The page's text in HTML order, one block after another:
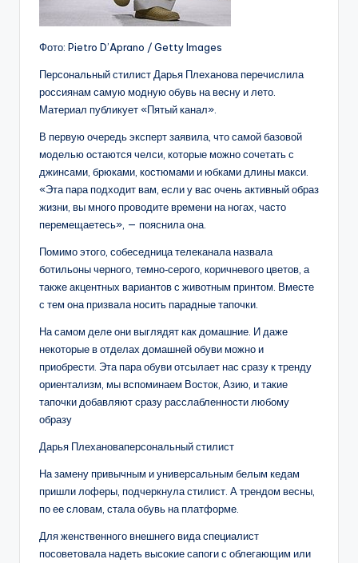
Фото: Pietro D’Aprano / Getty Images
Персональный стилист Дарья Плеханова перечислила
россиянам самую модную обувь на весну и лето.
Материал публикует «Пятый канал».
В первую очередь эксперт заявила, что самой базовой
моделью остаются челси, которые можно сочетать с
джинсами, брюками, костюмами и юбками длины макси.
«Эта пара подходит вам, если у вас очень активный образ
жизни, вы много проводите времени на ногах, часто
перемещаетесь», — пояснила она.
Помимо этого, собеседница телеканала назвала
ботильоны черного, темно‑серого, коричневого цветов, а
также акцентных вариантов с животным принтом. Вместе
с тем она призвала носить парадные тапочки.
На самом деле они выглядят как домашние. И даже
некоторые в отделах домашней обуви можно и
приобрести. Эта пара обуви отсылает нас сразу к тренду
ориентализм, мы вспоминаем Восток, Азию, и такие
тапочки добавляют сразу расслабленности любому
образу
Дарья Плехановаперсональный стилист
На замену привычным и универсальным белым кедам
пришли лоферы, подчеркнула стилист. А трендом весны,
по ее словам, стала обувь на платформе.
Для женственного внешнего вида специалист
посоветовала надеть высокие сапоги с облегающим или